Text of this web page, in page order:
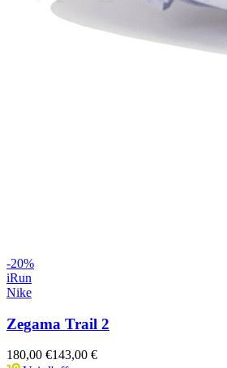
-20%
iRun
Nike
Zegama Trail 2
180,00 €143,00 €